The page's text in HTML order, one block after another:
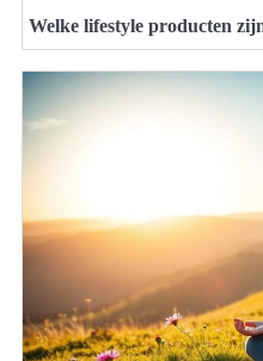
Welke lifestyle producten